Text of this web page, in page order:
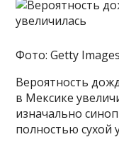
Фото: Getty
Вероятность
в Мексике
изначально
полностью сухой